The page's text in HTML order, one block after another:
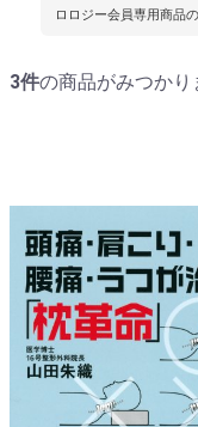
ロロジー会員専用商品
3件の商品がみつかり